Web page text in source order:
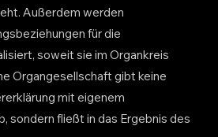
Außerdem werden
für die
soweit sie im Organkreis
Organgesellschaft gibt keine
mit eigenem
sondern fließt in das Ergebnis des